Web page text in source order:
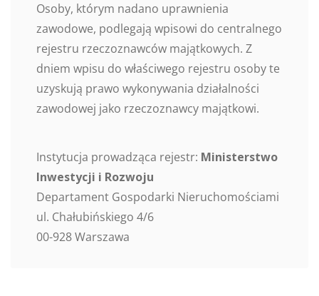
Osoby, którym nadano uprawnienia
zawodowe, podlegają wpisowi do centralnego
rejestru rzeczoznawców majątkowych. Z
dniem wpisu do właściwego rejestru osoby te
uzyskują prawo wykonywania działalności
zawodowej jako rzeczoznawcy majątkowi.
Instytucja prowadząca rejestr: Ministerstwo
Inwestycji i Rozwoju
Departament Gospodarki Nieruchomościami
ul. Chałubińskiego 4/6
00-928 Warszawa